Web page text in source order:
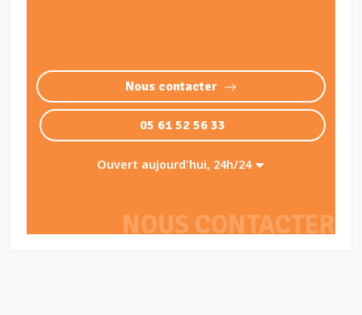
NOUS CONTACTER
Nous contacter
05 61 52 56 33
Ouvert aujourd'hui, 24h/24